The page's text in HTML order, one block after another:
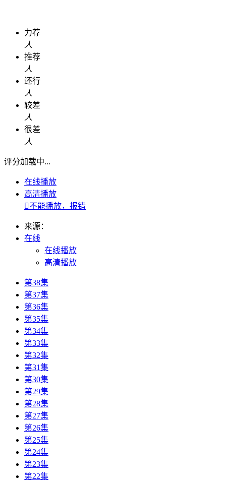
力荐
人
推荐
人
还行
人
较差
人
很差
人
评分加载中...
在线播放
高清播放
不能播放，报错
来源：
在线
在线播放
高清播放
第38集
第37集
第36集
第35集
第34集
第33集
第32集
第31集
第30集
第29集
第28集
第27集
第26集
第25集
第24集
第23集
第22集